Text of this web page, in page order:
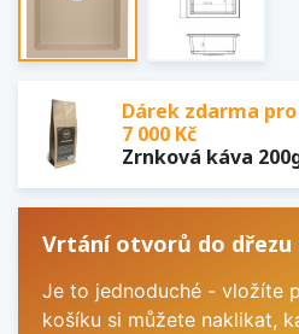
Dárek zdarma
7 000 Kč
Zrnková káva
Vrtání otvorů do dřezu
Je to jednoduché - vložíte
košíku si můžete naklikat,